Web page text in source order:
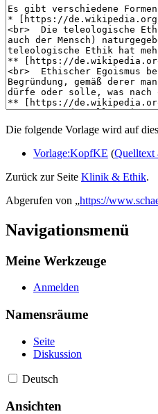
Die folgende Vorlage wird auf
Vorlage:KopfKE (Quelltext
Zurück zur Seite Klinik & Ethik.
Abgerufen von „https://
Navigationsmenü
Meine Werkzeuge
Anmelden
Namensräume
Seite
Diskussion
Deutsch
Ansichten